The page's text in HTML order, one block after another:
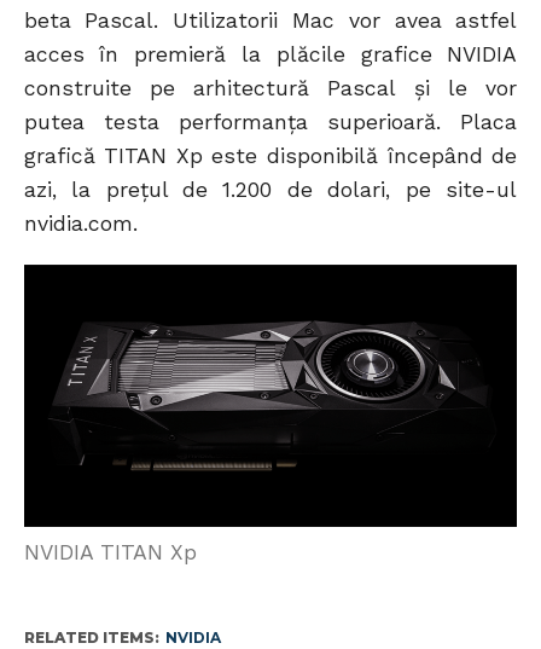
beta Pascal. Utilizatorii Mac vor avea astfel
acces în premieră la plăcile grafice NVIDIA
construite pe arhitectură Pascal și le vor
putea testa performanța superioară. Placa
grafică TITAN Xp este disponibilă începând de
azi, la prețul de 1.200 de dolari, pe site-ul
nvidia.com.
NVIDIA TITAN Xp
RELATED ITEMS: NVIDIA